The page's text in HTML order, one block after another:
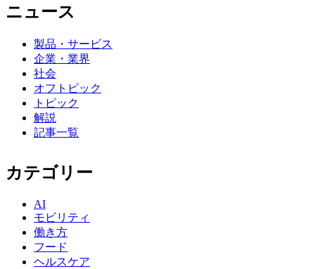
ニュース
製品・サービス
企業・業界
社会
オフトピック
トピック
解説
記事一覧
カテゴリー
AI
モビリティ
働き方
フード
ヘルスケア